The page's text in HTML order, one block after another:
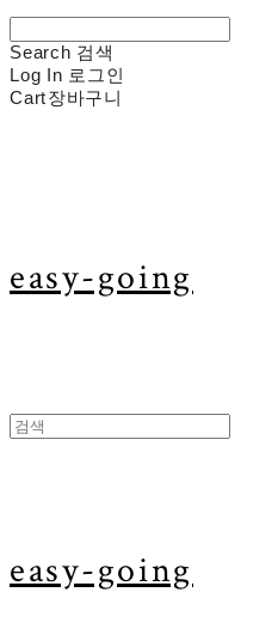
Search 검색
Log In 로그인
Cart장바구니
easy-going
easy-going